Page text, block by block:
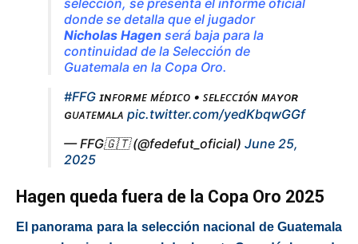
donde se detalla que el jugador
Nicholas Hagen será baja para la
continuidad de la Selección de
Guatemala en la Copa Oro.
#FFG ɪɴꜰᴏʀᴍᴇ ᴍᴇ́ᴅɪᴄᴏ • ꜱᴇʟᴇᴄᴄɪᴏ́ɴ ᴍᴀʏᴏʀ
ɢᴜᴀᴛᴇᴍᴀʟᴀ pic.twitter.com/yedKbqwGGf
— FFG🇬🇹 (@fedefut_oficial) June 25,
2025
Hagen queda fuera de la Copa Oro 2025
El panorama para la selección nacional de Guatemala